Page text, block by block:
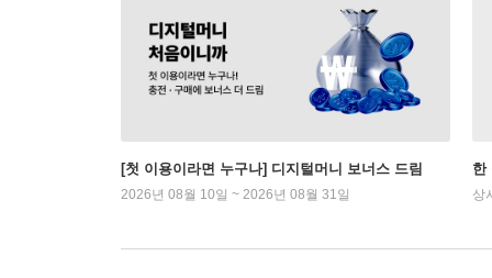
[첫 이용이라면 누구나] 디지털머니 보너스 드림
2026년 08월 10일 ~ 2026년 08월 31일
한
상